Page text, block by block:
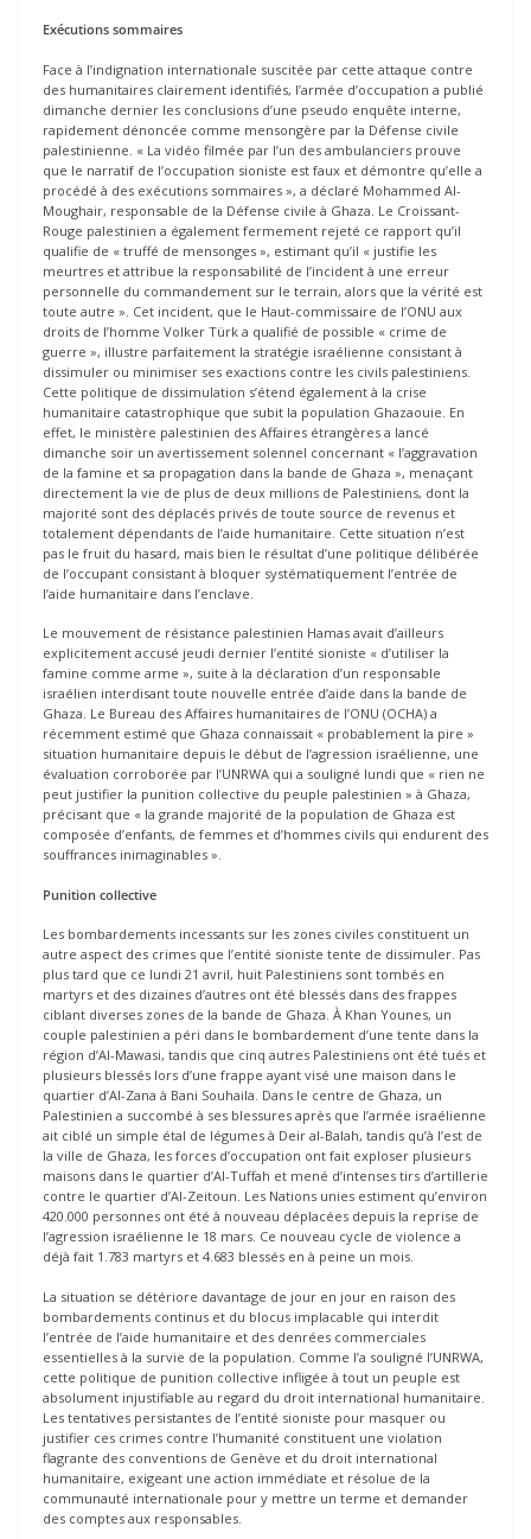
Exécutions sommaires
Face à l’indignation internationale suscitée par cette attaque contre
des humanitaires clairement identifiés, l’armée d’occupation a publié
dimanche dernier les conclusions d’une pseudo enquête interne,
rapidement dénoncée comme mensongère par la Défense civile
palestinienne. « La vidéo filmée par l’un des ambulanciers prouve
que le narratif de l’occupation sioniste est faux et démontre qu’elle a
procédé à des exécutions sommaires », a déclaré Mohammed Al-
Moughair, responsable de la Défense civile à Ghaza. Le Croissant-
Rouge palestinien a également fermement rejeté ce rapport qu’il
qualifie de « truffé de mensonges », estimant qu’il « justifie les
meurtres et attribue la responsabilité de l’incident à une erreur
personnelle du commandement sur le terrain, alors que la vérité est
toute autre ». Cet incident, que le Haut-commissaire de l’ONU aux
droits de l’homme Volker Türk a qualifié de possible « crime de
guerre », illustre parfaitement la stratégie israélienne consistant à
dissimuler ou minimiser ses exactions contre les civils palestiniens.
Cette politique de dissimulation s’étend également à la crise
humanitaire catastrophique que subit la population Ghazaouie. En
effet, le ministère palestinien des Affaires étrangères a lancé
dimanche soir un avertissement solennel concernant « l’aggravation
de la famine et sa propagation dans la bande de Ghaza », menaçant
directement la vie de plus de deux millions de Palestiniens, dont la
majorité sont des déplacés privés de toute source de revenus et
totalement dépendants de l’aide humanitaire. Cette situation n’est
pas le fruit du hasard, mais bien le résultat d’une politique délibérée
de l’occupant consistant à bloquer systématiquement l’entrée de
l’aide humanitaire dans l’enclave.
Le mouvement de résistance palestinien Hamas avait d’ailleurs
explicitement accusé jeudi dernier l’entité sioniste « d’utiliser la
famine comme arme », suite à la déclaration d’un responsable
israélien interdisant toute nouvelle entrée d’aide dans la bande de
Ghaza. Le Bureau des Affaires humanitaires de l’ONU (OCHA) a
récemment estimé que Ghaza connaissait « probablement la pire »
situation humanitaire depuis le début de l’agression israélienne, une
évaluation corroborée par l’UNRWA qui a souligné lundi que « rien ne
peut justifier la punition collective du peuple palestinien » à Ghaza,
précisant que « la grande majorité de la population de Ghaza est
composée d’enfants, de femmes et d’hommes civils qui endurent des
souffrances inimaginables ».
Punition collective
Les bombardements incessants sur les zones civiles constituent un
autre aspect des crimes que l’entité sioniste tente de dissimuler. Pas
plus tard que ce lundi 21 avril, huit Palestiniens sont tombés en
martyrs et des dizaines d’autres ont été blessés dans des frappes
ciblant diverses zones de la bande de Ghaza. À Khan Younes, un
couple palestinien a péri dans le bombardement d’une tente dans la
région d’Al-Mawasi, tandis que cinq autres Palestiniens ont été tués et
plusieurs blessés lors d’une frappe ayant visé une maison dans le
quartier d’Al-Zana à Bani Souhaila. Dans le centre de Ghaza, un
Palestinien a succombé à ses blessures après que l’armée israélienne
ait ciblé un simple étal de légumes à Deir al-Balah, tandis qu’à l’est de
la ville de Ghaza, les forces d’occupation ont fait exploser plusieurs
maisons dans le quartier d’Al-Tuffah et mené d’intenses tirs d’artillerie
contre le quartier d’Al-Zeitoun. Les Nations unies estiment qu’environ
420.000 personnes ont été à nouveau déplacées depuis la reprise de
l’agression israélienne le 18 mars. Ce nouveau cycle de violence a
déjà fait 1.783 martyrs et 4.683 blessés en à peine un mois.
La situation se détériore davantage de jour en jour en raison des
bombardements continus et du blocus implacable qui interdit
l’entrée de l’aide humanitaire et des denrées commerciales
essentielles à la survie de la population. Comme l’a souligné l’UNRWA,
cette politique de punition collective infligée à tout un peuple est
absolument injustifiable au regard du droit international humanitaire.
Les tentatives persistantes de l’entité sioniste pour masquer ou
justifier ces crimes contre l’humanité constituent une violation
flagrante des conventions de Genève et du droit international
humanitaire, exigeant une action immédiate et résolue de la
communauté internationale pour y mettre un terme et demander
des comptes aux responsables.